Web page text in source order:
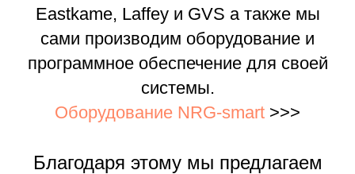
Eastkame, Laffey и GVS а также мы
сами производим оборудование и
программное обеспечение для своей
системы.
Оборудование NRG-smart >>>
Благодаря этому мы предлагаем